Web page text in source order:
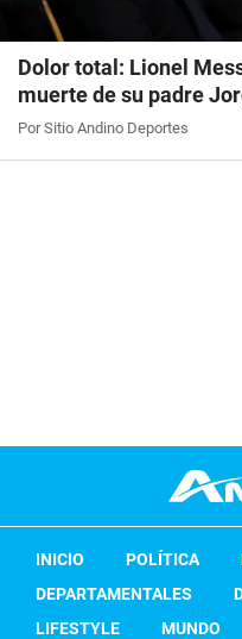
Dolor total: Lionel
muerte de su padre
Por Sitio Andino Deportes
INICIO POLÍTICA
DEPARTAMENTALES
LIFESTYLE
MUNDO